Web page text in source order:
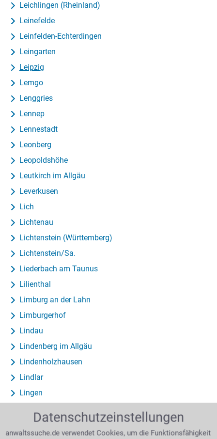
Leichlingen (Rheinland)
Leinefelde
Leinfelden-Echterdingen
Leingarten
Leipzig
Lemgo
Lenggries
Lennep
Lennestadt
Leonberg
Leopoldshöhe
Leutkirch im Allgäu
Leverkusen
Lich
Lichtenau
Lichtenstein (Württemberg)
Lichtenstein/Sa.
Liederbach am Taunus
Lilienthal
Limburg an der Lahn
Limburgerhof
Lindau
Lindenberg im Allgäu
Lindenholzhausen
Lindlar
Lingen
Linsengericht
Datenschutzeinstellungen
anwaltssuche.de verwendet Cookies, um die Funktionsfähigkeit